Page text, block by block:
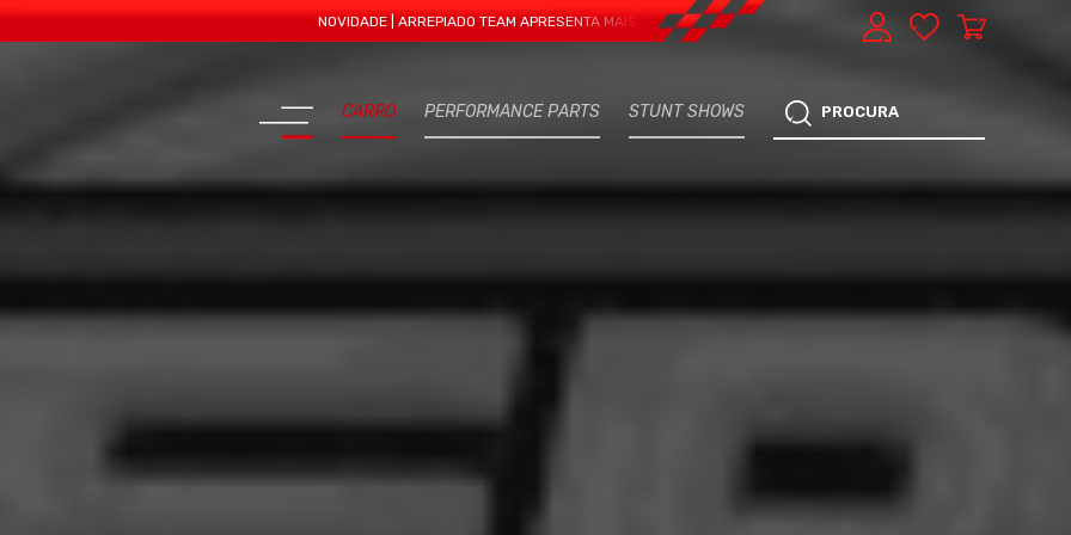
NOVIDADE | ARREPIADO TEAM APRESENTA MAIS UMA VERTENTE - EXPRESS CAR SERVICE, MANUTENÇÃO DO TEU CARRO
CARRO PERFORMANCE PARTS STUNT SHOWS